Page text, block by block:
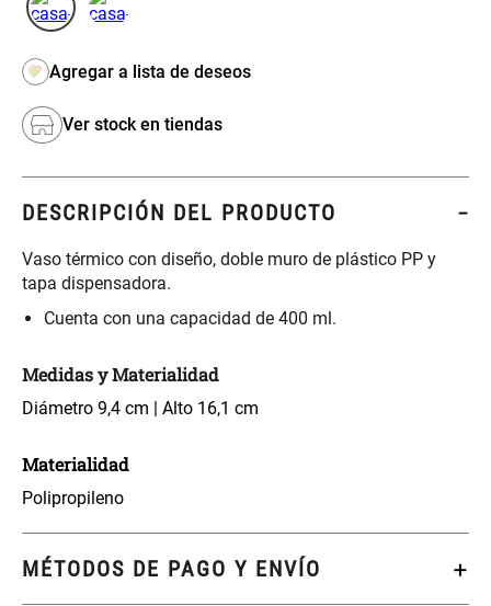
Ver stock en tiendas
DESCRIPCIÓN DEL PRODUCTO
Vaso térmico con diseño, doble muro de plástico PP y
tapa dispensadora.
Cuenta con una capacidad de 400 ml.
Medidas y Materialidad
Diámetro 9,4 cm | Alto 16,1 cm
Materialidad
Polipropileno
MÉTODOS DE PAGO Y ENVÍO
Mueble MDF y Madera Bambú
Inodoro con Puerta 65x28x171
cm
S/ 349.00S/ 261.00
Hilos
S/ 169.00 S/ 124.00
Canasto Ropa Bambú Redondo
Mueble Repisa Bambú 4
Comoda Bambú con Puertas 80
x 33 x 80 cm
Individuales
Cortinas
Individuales
Cortinas